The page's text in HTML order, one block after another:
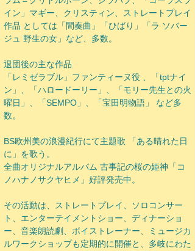
イン」マギー、クリスティン、ストレートプレイ
作品 としては「間奏曲」「ひばり」「ラ ソバー
ジュ 野生の女」など、多数。
退団後の主な作品
「レミゼラブル」ファンティーヌ役 、「tptナイ
ン」、「ハロードーリー」、「モリー先生との火
曜日」、「SEMPO」
、「宝田明物語」 など多
数。
BS欧州美の浪漫紀行にて主題歌 「ある晴れた日
に」を歌う。
全曲オリジナルアルバム 古事記の桜の姫神「コ
ノハナノサクヤヒメ」好評発売中。
その活動は、ストレートプレイ、ソロコンサー
ト、エンターテイメントショー、ディナーショ
ー、音楽朗読劇、ボイストレーナー、ミュージカ
ルワークショップも定期的に開催と、多岐にわた